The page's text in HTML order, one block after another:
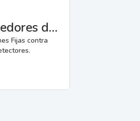
Fabricantes, Reparadores, Instaladores y Mantenedores de Instalaciones Fijas contra Incendios.
Fijas contra